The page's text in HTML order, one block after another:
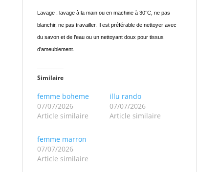
Lavage : lavage à la main ou en machine à 30°C, ne pas
blanchir, ne pas travailler. Il est préférable de nettoyer avec
du savon et de l’eau ou un nettoyant doux pour tissus
d’ameublement.
Similaire
femme boheme
07/07/2026
Article similaire
illu rando
07/07/2026
Article similaire
femme marron
07/07/2026
Article similaire